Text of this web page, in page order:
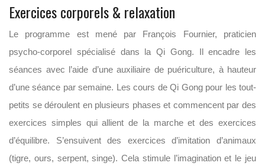
Exercices corporels & relaxation
Le programme est mené par François Fournier, praticien
psycho-corporel spécialisé dans la Qi Gong. Il encadre les
séances avec l’aide d’une auxiliaire de puériculture, à hauteur
d’une séance par semaine. Les cours de Qi Gong pour les tout-
petits se déroulent en plusieurs phases et commencent par des
exercices simples qui allient de la marche et des exercices
d’équilibre. S’ensuivent des exercices d’imitation d’animaux
(tigre, ours, serpent, singe). Cela stimule l’imagination et le jeu